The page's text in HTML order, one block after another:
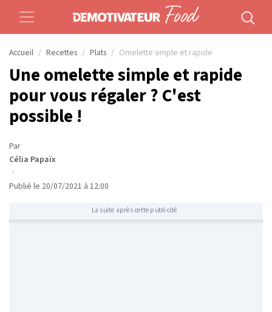
Accueil Recettes Plats Omelette simple et rapide
Une omelette simple et rapide
pour vous régaler ? C'est
possible !
Par
Célia Papaïx
·
Publié le 20/07/2021 à 12:00
La suite après cette publicité